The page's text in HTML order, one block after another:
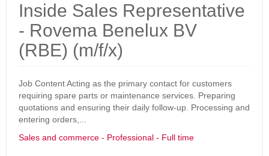
Inside Sales Representative
- Rovema Benelux BV
(RBE) (m/f/x)
Job Content Acting as the primary contact for customers
requiring spare parts or maintenance services. Preparing
quotations and ensuring their daily follow-up. Processing and
entering orders,...
Sales and commerce - Professional - Full time